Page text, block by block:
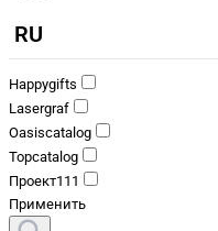
RU
Happygifts
Lasergraf
Oasiscatalog
Topcatalog
Проект111
Применить